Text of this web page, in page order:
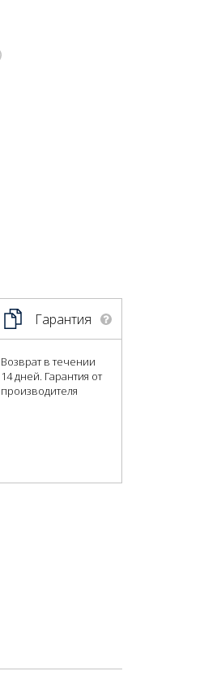
Гарантия
Возврат в течении
14 дней. Гарантия от
производителя